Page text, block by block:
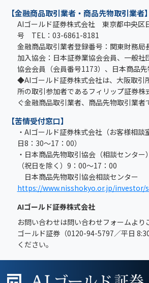
【金融商品取引業者・商品先物取引業者】
AIゴールド証券株式会社 東京都中央区
号 TEL：03-6861-8181
金融商品取引業者登録番号：関東財務局
加入協会：日本証券業協会会員、一般社
協会会員（会員番号1173）、日本商品
◆AIゴールド証券株式会社は、大阪取引
所の取引参加者であるフィリップ証券株
ぐ金融商品取引業者、商品先物取引業者
【苦情受付窓口】
・AIゴールド証券株式会社（お客様相
日8：30～17：00）
・日本商品先物取引協会（相談センタ
（祝日を除く）9：00～17：00
日本商品先物取引協会相談センター
https://www.nisshokyo.or.jp/investor/
AIゴールド証券株式会社
お問い合わせは問い合わせフォームより
ゴールド証券（0120-94-5797／平日
ください。